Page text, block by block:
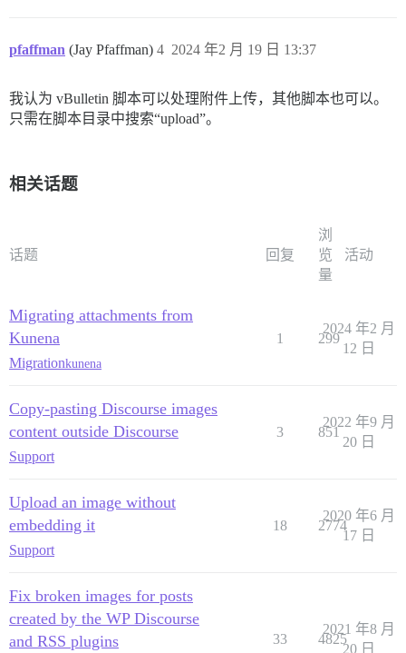
pfaffman (Jay Pfaffman) 2024 年2 月 19 日 13:37
4
我认为 vBulletin 脚本可以处理附件上传，其他脚本也可以。
只需在脚本目录中搜索“upload”。
相关话题
话题 回复
浏
览
量
活动
Migrating attachments from
Kunena
Migrationkunena
1 299
2024 年2 月
12 日
Copy-pasting Discourse images
content outside Discourse
Support
3 851
2022 年9 月
20 日
Upload an image without
embedding it
Support
18 2774
2020 年6 月
17 日
Fix broken images for posts
created by the WP Discourse
and RSS plugins
33 4825
2021 年8 月
20 日